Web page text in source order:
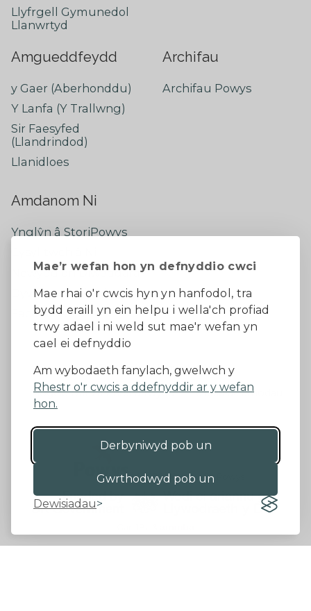
Mae’r wefan hon yn defnyddio cwci
Mae rhai o'r cwcis hyn yn hanfodol, tra
bydd eraill yn ein helpu i wella'ch profiad
trwy adael i ni weld sut mae'r wefan yn
cael ei defnyddio
Am wybodaeth fanylach, gwelwch y
Rhestr o'r cwcis a ddefnyddir ar y wefan
hon.
Derbyniwyd pob un
Gwrthodwyd pob un
Dewisiadau
Llyfrgell Gymunedol
Llanwrtyd
Amgueddfeydd
y Gaer (Aberhonddu)
Y Lanfa (Y Trallwng)
Sir Faesyfed
(Llandrindod)
Llanidloes
Archifau
Archifau Powys
Amdanom Ni
Ynglŷn â StoriPowys
Newyddion Diweddaraf
Dywedwch eich barn
Facebook
Datganiad Hygyrchedd
Diogelu Data a Phreifatrwydd
Telerau ac amodau
©2026 - Cyngor Sir Powys